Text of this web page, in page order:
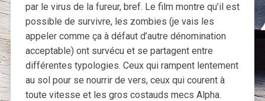
par le virus de la fureur, bref. Le film montre qu’il est
possible de survivre, les zombies (je vais les
appeler comme ça à défaut d’autre dénomination
acceptable) ont survécu et se partagent entre
différentes typologies. Ceux qui rampent lentement
au sol pour se nourrir de vers, ceux qui courent à
toute vitesse et les gros costauds mecs Alpha.